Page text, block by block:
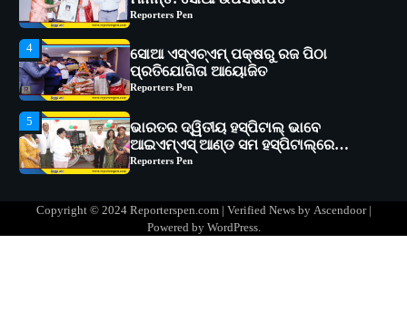
Reporters Pen
5
ଭାରତର ଦ୍ୱିତୀୟ ହସ୍ପିଟାଲ୍ ଭାବେ
ଆଇଏମ୍‌ଏସ୍ ଆଣ୍ଡ ସମ ହସ୍ପିଟାଲ୍‌ରେ
ଅତ୍ୟାଧୁନିକ ଡିଜିସ୍କାନର ସ୍ଥାପନ
Reporters Pen
1
ସୋଆ ପକ୍ଷରୁ ରାୱେ କାର୍ଯ୍ୟକ୍ରମ ଅଧୀନରେ
୧୧ଟି ଗ୍ରାମରେ ୧୬ଟି କୃଷକ ପ୍ରଶିକ୍ଷଣ
କାର୍ଯ୍ୟକ୍ରମ ଆୟୋଜିତ
Reporters Pen
ସୋଆର ୨୦ତମ ପ୍ରତିଷ୍ଠା ଦିବସରେ
ବିଶ୍ୱବିଦ୍ୟାଳୟର ସଫଳତା, ଉତ୍କର୍ଷତା ଓ
ଅଗ୍ରଗତିର ସ୍ମୃତିଚାରଣ
Reporters Pen
Copyright © 2024 Reporterspen.com | Verified News by Ascendoor|
Powered by WordPress.